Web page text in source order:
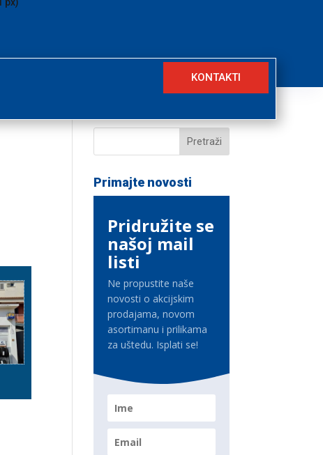
KONTAKTI
Primajte novosti
Pridružite se
našoj mail
listi
Ne propustite naše
novosti o akcijskim
prodajama, novom
asortimanu i prilikama
za uštedu. Isplati se!